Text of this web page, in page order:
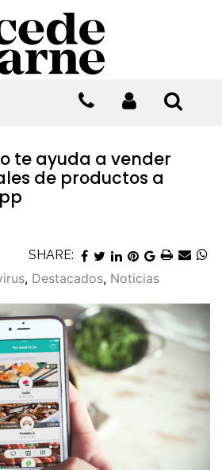
te ayuda a vender
de productos a
SHARE:
, Destacados, Noticias